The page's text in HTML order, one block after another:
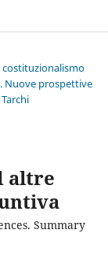
costituzionalismo
Nuove prospettive
altre
Summary